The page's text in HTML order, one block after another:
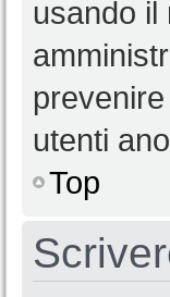
usando il
utenti
Top